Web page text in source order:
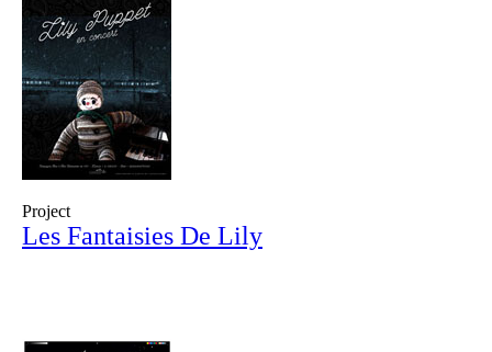
Project
Les Fantaisies De Lily